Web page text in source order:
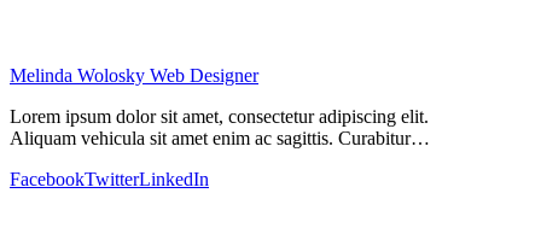
Melinda Wolosky Web Designer
Lorem ipsum dolor sit amet, consectetur adipiscing elit.
Aliquam vehicula sit amet enim ac sagittis. Curabitur…
FacebookTwitterLinkedIn